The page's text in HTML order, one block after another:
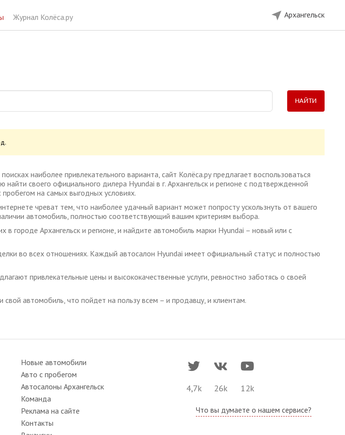
Журнал Колёса.ру Архангельск
НАЙТИ
наиболее привлекательного варианта, сайт Колёса.ру предлагает воспользоваться
своего официального дилера Hyundai в г. Архангельск и регионе с подтвержденной
пробегом на самых выгодных условиях.
чреват тем, что наиболее удачный вариант может попросту ускользнуть от вашего
автомобиль, полностью соответствующий вашим критериям выбора.
городе Архангельск и регионе, и найдите автомобиль марки Hyundai – новый или с
во всех отношениях. Каждый автосалон Hyundai имеет официальный статус и полностью
привлекательные цены и высококачественные услуги, ревностно заботясь о своей
автомобиль, что пойдет на пользу всем – и продавцу, и клиентам.
Новые автомобили
Авто с пробегом
Автосалоны Архангельск
Команда
Реклама на сайте
Контакты
4,7k 26k 12k
Что вы думаете о нашем сервисе?